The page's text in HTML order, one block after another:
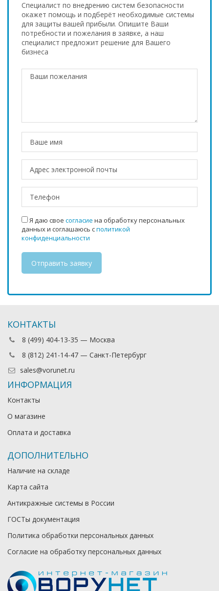
Специалист по внедрению систем безопасности
окажет помощь и подберёт необходимые системы
для защиты вашей прибыли. Опишите Ваши
потребности и пожелания в заявке, а наш
специалист предложит решение для Вашего
бизнеса
Я даю свое согласие на обработку персональных
данных и соглашаюсь сполитикой
конфиденциальности
КОНТАКТЫ
8 (499) 404-13-35 — Москва
8 (812) 241-14-47 — Санкт-Петербург
sales@vorunet.ru
ИНФОРМАЦИЯ
Контакты
О магазине
Оплата и доставка
ДОПОЛНИТЕЛЬНО
Наличие на складе
Карта сайта
Антикражные системы в России
ГОСТы документация
Политика обработки персональных данных
Согласие на обработку персональных данных